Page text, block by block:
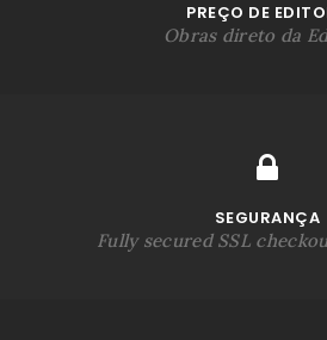
PREÇO DE
Obras direto da
SEGURANÇA
Fully secured SSL